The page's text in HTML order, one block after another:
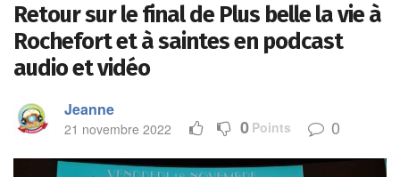
Retour sur le final de Plus belle la vie à
Rochefort et à saintes en podcast
audio et vidéo
Jeanne
21 novembre 2022 0 Points 0